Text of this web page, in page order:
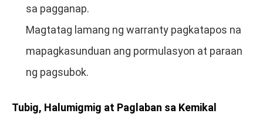
sa pagganap.
Magtatag lamang ng warranty pagkatapos na
mapagkasunduan ang pormulasyon at paraan
ng pagsubok.
Tubig, Halumigmig at Paglaban sa Kemikal